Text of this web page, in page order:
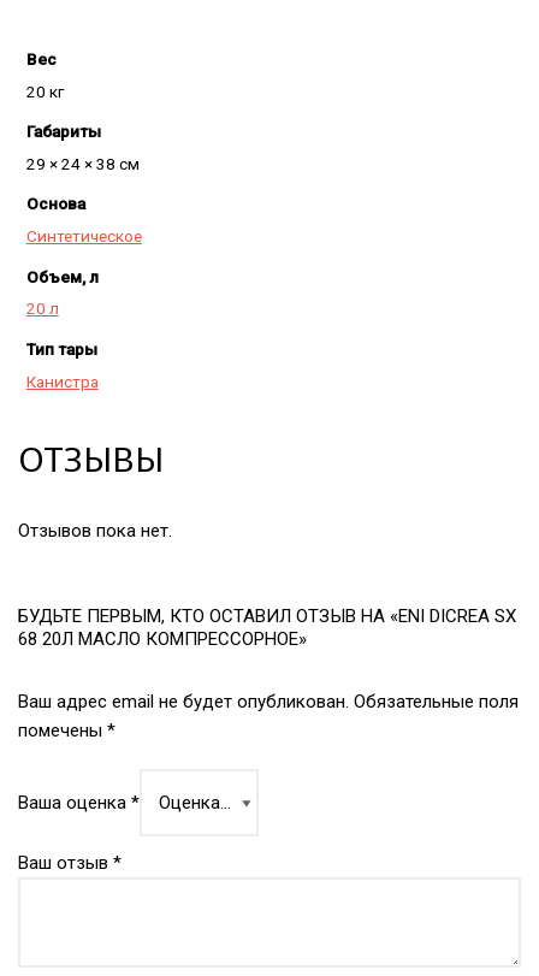
Вес
20 кг
Габариты
29 × 24 × 38 см
Основа
Синтетическое
Объем, л
20 л
Тип тары
Канистра
ОТЗЫВЫ
Отзывов пока нет.
БУДЬТЕ ПЕРВЫМ, КТО ОСТАВИЛ ОТЗЫВ НА «ENI DICREA SX
68 20Л МАСЛО КОМПРЕССОРНОЕ»
Ваш адрес email не будет опубликован. Обязательные поля
помечены *
Ваша оценка *
Ваш отзыв *